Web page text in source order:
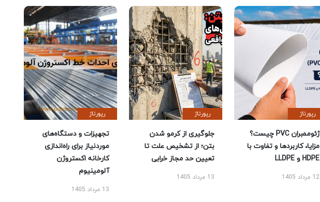
رپورتاژ
ژئوممبران PVC چیست؟
مزایا، کاربردها و تفاوت با
HDPE و LLDPE
12 مرداد 1405
رپورتاژ
جلوگیری از کرمو شدن
بتن؛ از تشخیص علت تا
تعیین حد مجاز خرابی
13 مرداد 1405
رپورتاژ
تجهیزات و دستگاه‌های
موردنیاز برای راه‌اندازی
کارخانه اکستروژن
آلومینیوم
13 مرداد 1405